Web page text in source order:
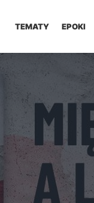
TEMATY EPOKI